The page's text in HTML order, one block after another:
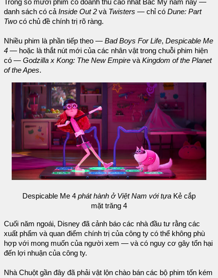
Trong số mười phim có doanh thu cao nhất Bắc Mỹ năm nay —
danh sách có cảInside Out 2 và Twisters — chỉ có Dune: Part
Two có chủ đề chính trị rõ ràng.
Nhiều phim là phần tiếp theo — Bad Boys For Life, Despicable Me
4 — hoặc là thắt nút mới của các nhân vật trong chuỗi phim hiện
có — Godzilla x Kong: The New Empire vàKingdom of the Planet
of the Apes.
Despicable Me 4 phát hành ở Việt Nam với tựa Kẻ cắp
mặt trăng 4
Cuối năm ngoái, Disney đã cảnh báo các nhà đầu tư rằng các
xuất phẩm và quan điểm chính trị của công ty có thể không phù
hợp với mong muốn của người xem — và có nguy cơ gây tổn hại
đến lợi nhuận của công ty.
Nhà Chuột gần đây đã phải vật lộn chào bán các bộ phim tốn kém